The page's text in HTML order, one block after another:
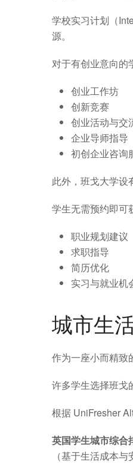
学校实习计划（
源。
对于有创业意向的
创业工作坊
创新竞赛
创业活动与交
企业导师指导
初创企业咨询
此外，班戈大学设
学生无需预约即可
职业规划建议
求职指导
简历优化
实习与就业机
城市生
作为一座小而精致
许多学生选择班戈
根据 UniFresher
英国学生城市综合
（基于生活成本与